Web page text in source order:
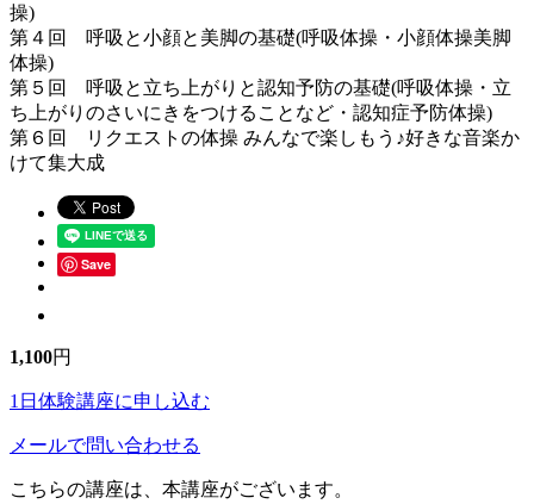
操)
第４回 呼吸と小顔と美脚の基礎(呼吸体操・小顔体操美脚
体操)
第５回 呼吸と立ち上がりと認知予防の基礎(呼吸体操・立
ち上がりのさいにきをつけることなど・認知症予防体操)
第６回 リクエストの体操 みんなで楽しもう♪好きな音楽か
けて集大成
Save
1,100円
1日体験講座に申し込む
メールで問い合わせる
こちらの講座は、本講座がございます。